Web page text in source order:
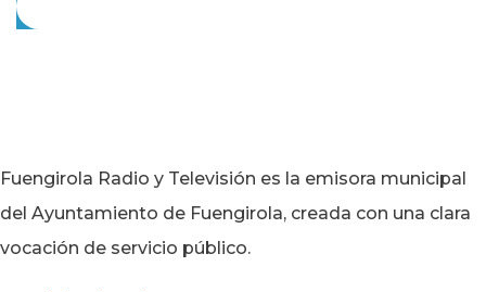
Fuengirola Radio y Televisión es la emisora municipal
del Ayuntamiento de Fuengirola, creada con una clara
vocación de servicio público.